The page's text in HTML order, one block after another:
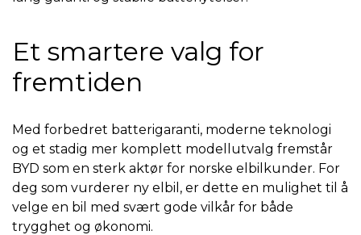
Et smartere valg for
fremtiden
Med forbedret batterigaranti, moderne teknologi
og et stadig mer komplett modellutvalg fremstår
BYD som en sterk aktør for norske elbilkunder. For
deg som vurderer ny elbil, er dette en mulighet til å
velge en bil med svært gode vilkår for både
trygghet og økonomi.